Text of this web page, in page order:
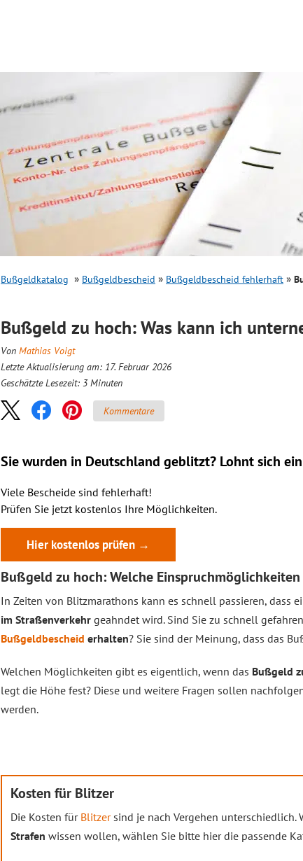
Bußgeldkatalog Bußgeldbescheid Bußgeldbescheid fehlerhaft
Bußgeld zu hoch: Was kann ich
Von Mathias Voigt
Letzte Aktualisierung am: 17. Februar 2026
Geschätzte Lesezeit: 3 Minuten
Kommentare
Sie wurden in Deutschland geblitzt? Lohnt sich ein
Viele Bescheide sind fehlerhaft!
Prüfen Sie jetzt kostenlos Ihre Möglichkeiten.
Hier kostenlos prüfen →
Bußgeld zu hoch: Welche
In Zeiten von Blitzmarathons kann es schnell passieren, dass
im Straßenverkehr geahndet wird. Sind Sie zu schnell
Bußgeldbescheid erhalten? Sie sind der Meinung, dass das
Welchen Möglichkeiten gibt es eigentlich, wenn das Bußgeld
legt die Höhe fest? Diese und weitere Fragen sollen
werden.
Kosten für Blitzer
Die Kosten für Blitzersind je nach Vergehen unterschiedlich.
Strafen wissen wollen, wählen Sie bitte hier die passende